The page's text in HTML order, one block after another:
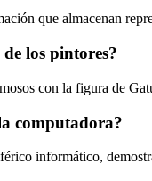
que almacenan
los pintores?
con la figura de
computadora?
informático,